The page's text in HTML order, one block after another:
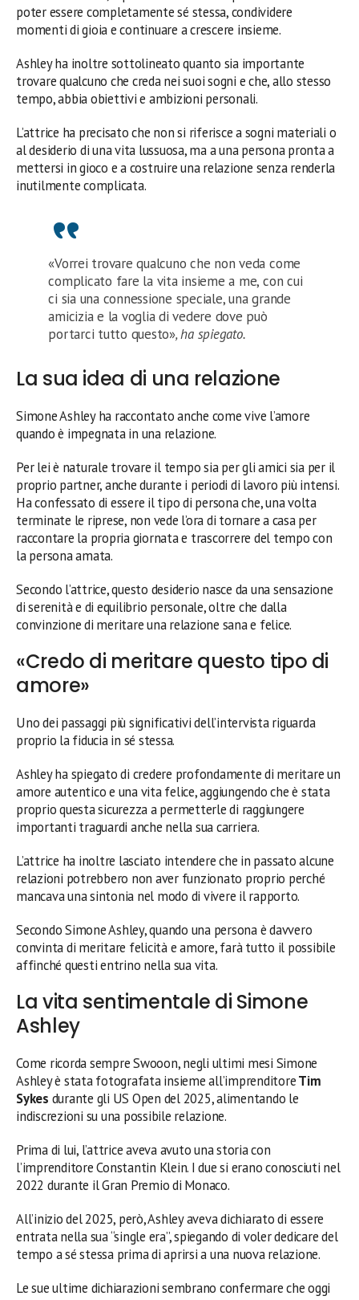
poter essere completamente sé stessa, condividere
momenti di gioia e continuare a crescere insieme.
Ashley ha inoltre sottolineato quanto sia importante
trovare qualcuno che creda nei suoi sogni e che, allo stesso
tempo, abbia obiettivi e ambizioni personali.
L’attrice ha precisato che non si riferisce a sogni materiali o
al desiderio di una vita lussuosa, ma a una persona pronta a
mettersi in gioco e a costruire una relazione senza renderla
inutilmente complicata.
«Vorrei trovare qualcuno che non veda come
complicato fare la vita insieme a me, con cui
ci sia una connessione speciale, una grande
amicizia e la voglia di vedere dove può
portarci tutto questo», ha spiegato.
La sua idea di una relazione
Simone Ashley ha raccontato anche come vive l’amore
quando è impegnata in una relazione.
Per lei è naturale trovare il tempo sia per gli amici sia per il
proprio partner, anche durante i periodi di lavoro più intensi.
Ha confessato di essere il tipo di persona che, una volta
terminate le riprese, non vede l’ora di tornare a casa per
raccontare la propria giornata e trascorrere del tempo con
la persona amata.
Secondo l’attrice, questo desiderio nasce da una sensazione
di serenità e di equilibrio personale, oltre che dalla
convinzione di meritare una relazione sana e felice.
«Credo di meritare questo tipo di
amore»
Uno dei passaggi più significativi dell’intervista riguarda
proprio la fiducia in sé stessa.
Ashley ha spiegato di credere profondamente di meritare un
amore autentico e una vita felice, aggiungendo che è stata
proprio questa sicurezza a permetterle di raggiungere
importanti traguardi anche nella sua carriera.
L’attrice ha inoltre lasciato intendere che in passato alcune
relazioni potrebbero non aver funzionato proprio perché
mancava una sintonia nel modo di vivere il rapporto.
Secondo Simone Ashley, quando una persona è davvero
convinta di meritare felicità e amore, farà tutto il possibile
affinché questi entrino nella sua vita.
La vita sentimentale di Simone
Ashley
Come ricorda sempre Swooon, negli ultimi mesi Simone
Ashley è stata fotografata insieme all’imprenditoreTim
Sykes durante gli US Open del 2025, alimentando le
indiscrezioni su una possibile relazione.
Prima di lui, l’attrice aveva avuto una storia con
l’imprenditore Constantin Klein. I due si erano conosciuti nel
2022 durante il Gran Premio di Monaco.
All’inizio del 2025, però, Ashley aveva dichiarato di essere
entrata nella sua “single era”, spiegando di voler dedicare del
tempo a sé stessa prima di aprirsi a una nuova relazione.
Le sue ultime dichiarazioni sembrano confermare che oggi